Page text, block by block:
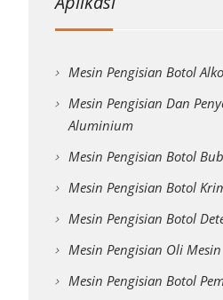
Mesin Pengisian Botol
Mesin Pengisian Dan
Aluminium
Mesin Pengisian Botol
Mesin Pengisian Botol
Mesin Pengisian Botol
Mesin Pengisian Oli Mesin
Mesin Pengisian Botol